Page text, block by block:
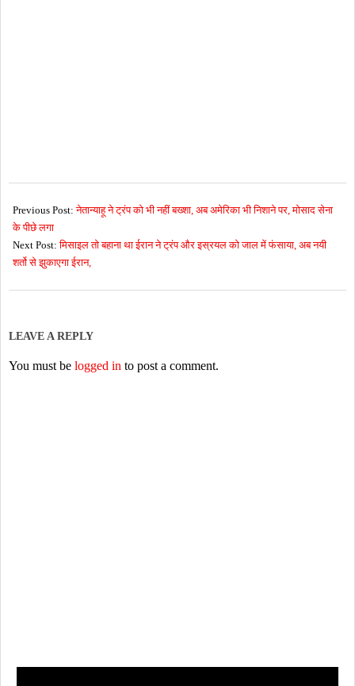
06-
10
Previous Post:नेतान्याहू ने ट्रंप को भी नहीं बख्शा, अब अमेरिका भी निशाने पर, मोसाद सेना
के पीछे लगा
Next Post:मिसाइल तो बहाना था ईरान ने ट्रंप और इस्रयल को जाल में फंसाया, अब नयी
शर्तो से झुकाएगा ईरान,
LEAVE A REPLY
You must be logged in to post a comment.